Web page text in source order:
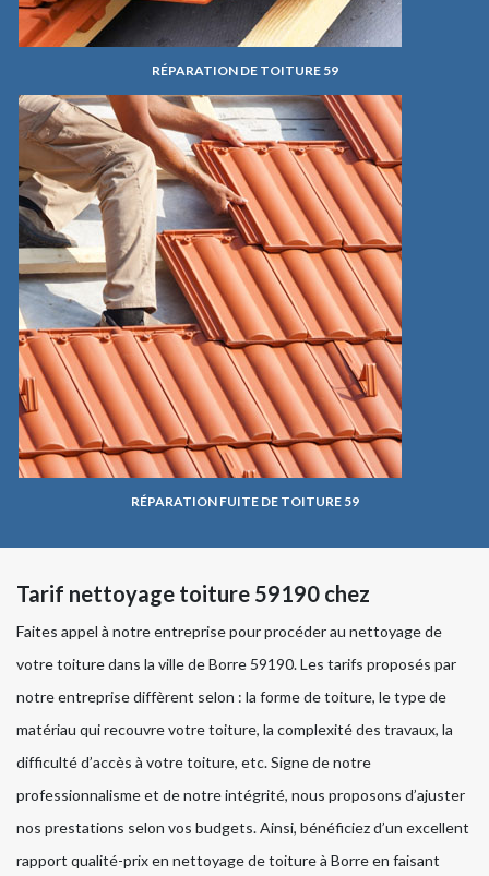
RÉPARATION DE TOITURE 59
RÉPARATION FUITE DE TOITURE 59
Tarif nettoyage toiture 59190 chez
Faites appel à notre entreprise pour procéder au nettoyage de
votre toiture dans la ville de Borre 59190. Les tarifs proposés par
notre entreprise diffèrent selon : la forme de toiture, le type de
matériau qui recouvre votre toiture, la complexité des travaux, la
difficulté d’accès à votre toiture, etc. Signe de notre
professionnalisme et de notre intégrité, nous proposons d’ajuster
nos prestations selon vos budgets. Ainsi, bénéficiez d’un excellent
rapport qualité-prix en nettoyage de toiture à Borre en faisant